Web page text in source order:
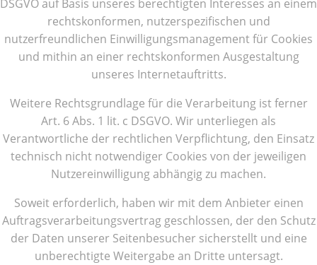
DSGVO auf Basis unseres berechtigten Interesses an einem
rechtskonformen, nutzerspezifischen und
nutzerfreundlichen Einwilligungsmanagement für Cookies
und mithin an einer rechtskonformen Ausgestaltung
unseres Internetauftritts.
Weitere Rechtsgrundlage für die Verarbeitung ist ferner
Art. 6 Abs. 1 lit. c DSGVO. Wir unterliegen als
Verantwortliche der rechtlichen Verpflichtung, den Einsatz
technisch nicht notwendiger Cookies von der jeweiligen
Nutzereinwilligung abhängig zu machen.
Soweit erforderlich, haben wir mit dem Anbieter einen
Auftragsverarbeitungsvertrag geschlossen, der den Schutz
der Daten unserer Seitenbesucher sicherstellt und eine
unberechtigte Weitergabe an Dritte untersagt.